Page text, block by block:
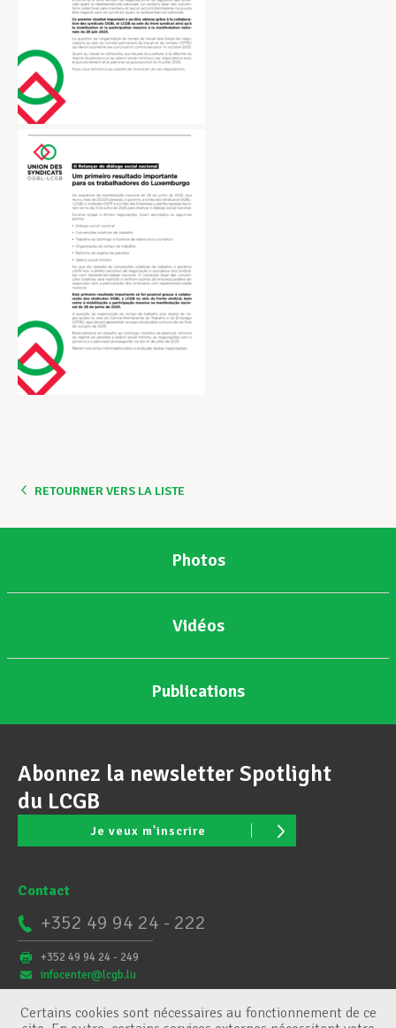
RETOURNER VERS LA LISTE
Photos
Vidéos
Publications
Abonnez la newsletter Spotlight
du LCGB
Je veux m'inscrire
Contact
+352 49 94 24 - 222
+352 49 94 24 - 249
infocenter@lcgb.lu
Certains cookies sont nécessaires au fonctionnement de ce